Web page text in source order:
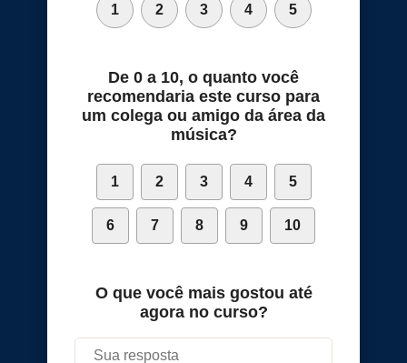
1 2 3 4 5
De 0 a 10, o quanto você
recomendaria este curso para
um colega ou amigo da área da
música?
1 2 3 4 5
6 7 8 9 10
O que você mais gostou até
agora no curso?